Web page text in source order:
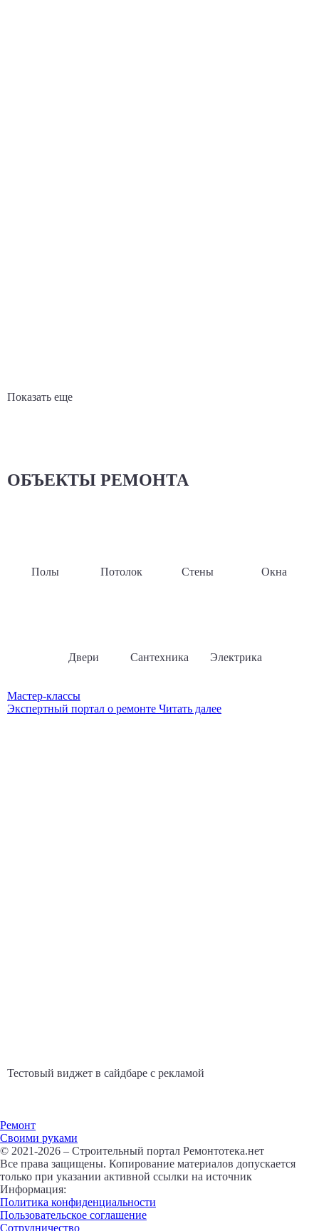
Показать еще
ОБЪЕКТЫ РЕМОНТА
Полы Потолок Стены Окна
Двери Сантехника Электрика
Мастер-классы
Экспертный портал о ремонте Читать далее
Тестовый виджет в сайдбаре с рекламой
Ремонт
Своими руками
© 2021-2026 – Строительный портал Ремонтотека.нет
Все права защищены. Копирование материалов допускается
только при указании активной ссылки на источник
Информация:
Политика конфиденциальности
Пользовательское соглашение
Сотрудничество